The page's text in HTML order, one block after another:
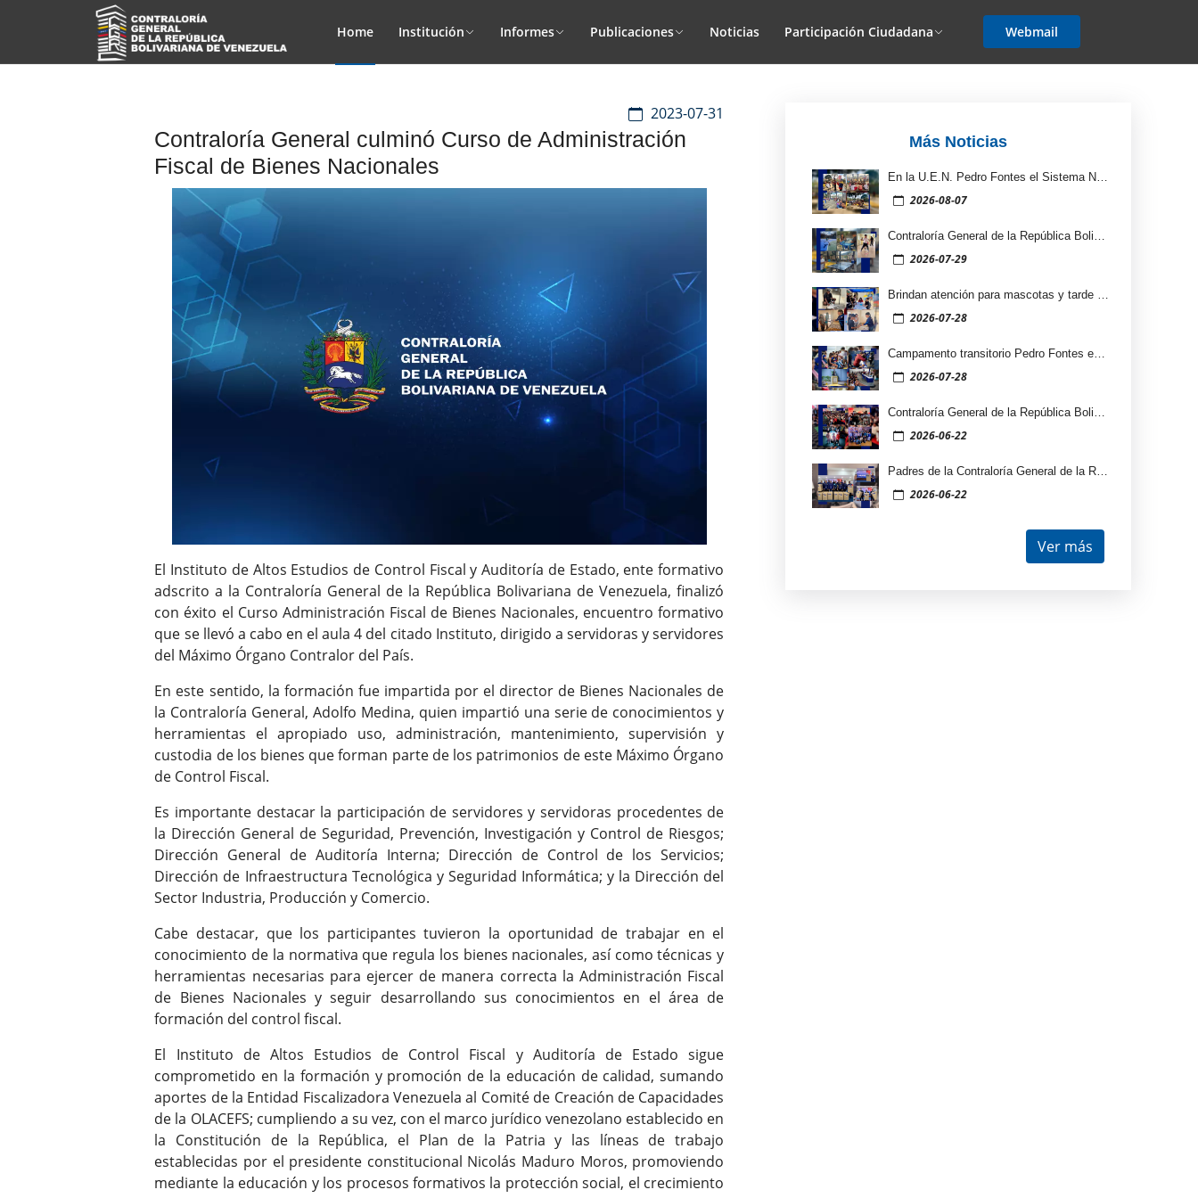
Home Institución Informes Publicaciones Noticias Participación Ciudadana Webmail
2023-07-31
Contraloría General culminó Curso de Administración
Fiscal de Bienes Nacionales
El Instituto de Altos Estudios de Control Fiscal y Auditoría de Estado, ente formativo
adscrito a la Contraloría General de la República Bolivariana de Venezuela, finalizó
con éxito el Curso Administración Fiscal de Bienes Nacionales, encuentro formativo
que se llevó a cabo en el aula 4 del citado Instituto, dirigido a servidoras y servidores
del Máximo Órgano Contralor del País.
En este sentido, la formación fue impartida por el director de Bienes Nacionales de
la Contraloría General, Adolfo Medina, quien impartió una serie de conocimientos y
herramientas el apropiado uso, administración, mantenimiento, supervisión y
custodia de los bienes que forman parte de los patrimonios de este Máximo Órgano
de Control Fiscal.
Es importante destacar la participación de servidores y servidoras procedentes de
la Dirección General de Seguridad, Prevención, Investigación y Control de Riesgos;
Dirección General de Auditoría Interna; Dirección de Control de los Servicios;
Dirección de Infraestructura Tecnológica y Seguridad Informática; y la Dirección del
Sector Industria, Producción y Comercio.
Cabe destacar, que los participantes tuvieron la oportunidad de trabajar en el
conocimiento de la normativa que regula los bienes nacionales, así como técnicas y
herramientas necesarias para ejercer de manera correcta la Administración Fiscal
de Bienes Nacionales y seguir desarrollando sus conocimientos en el área de
formación del control fiscal.
El Instituto de Altos Estudios de Control Fiscal y Auditoría de Estado sigue
comprometido en la formación y promoción de la educación de calidad, sumando
aportes de la Entidad Fiscalizadora Venezuela al Comité de Creación de Capacidades
de la OLACEFS; cumpliendo a su vez, con el marco jurídico venezolano establecido en
la Constitución de la República, el Plan de la Patria y las líneas de trabajo
establecidas por el presidente constitucional Nicolás Maduro Moros, promoviendo
mediante la educación y los procesos formativos la protección social, el crecimiento
Más Noticias
En la U.E.N. Pedro Fontes el Sistema Nacional de Orquestas y Coros Juveniles e Infantiles de Venezuela llevó música y alegría a los niños y familias
2026-08-07
Contraloría General de la República Bolivariana de Venezuela organiza actividades para transformar momentos difíciles en sonrisas de las niñas y niños
2026-07-29
Brindan atención para mascotas y tarde de dulces para niños en el campamento transitorio Pedro Fontes
2026-07-28
Campamento transitorio Pedro Fontes en La Vega recibe a familias del estado La Guaira
2026-07-28
Contraloría General de la República Bolivariana de Venezuela promueve el desarrollo infantil y juvenil con visita guiada a la “Expo Niñas y Niños Productores”
2026-06-22
Padres de la Contraloría General de la República Bolivariana de Venezuela fueron homenajeados en su día
2026-06-22
Ver más